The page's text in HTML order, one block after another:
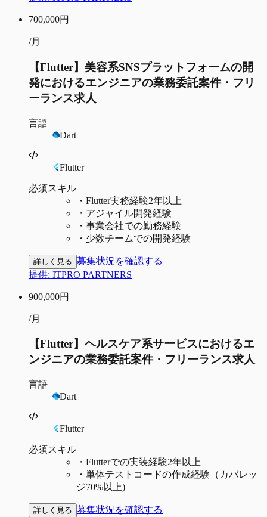
700,000円
/月
【Flutter】美容系SNSプラットフォームの開
発におけるエンジニアの業務委託案件・フリ
ーランス求人
言語
Dart
Flutter
必須スキル
・ Flutter実務経験2年以上
・ アジャイル開発経験
・ 事業会社での勤務経験
・ 少数チームでの開発経験
詳しく見る 募集状況を確認する
提供: ITPRO PARTNERS
900,000円
/月
【Flutter】ヘルスケア系サービスにおけるエ
ンジニアの業務委託案件・フリーランス求人
言語
Dart
Flutter
必須スキル
・ Flutterでの実装経験2年以上
・ 単体テストコードの作成経験（カバレッ
ジ70%以上)
詳しく見る 募集状況を確認する